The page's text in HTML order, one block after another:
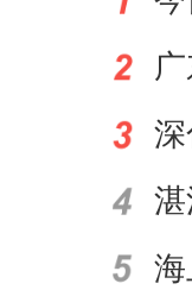
切
必须
训有
理解
和